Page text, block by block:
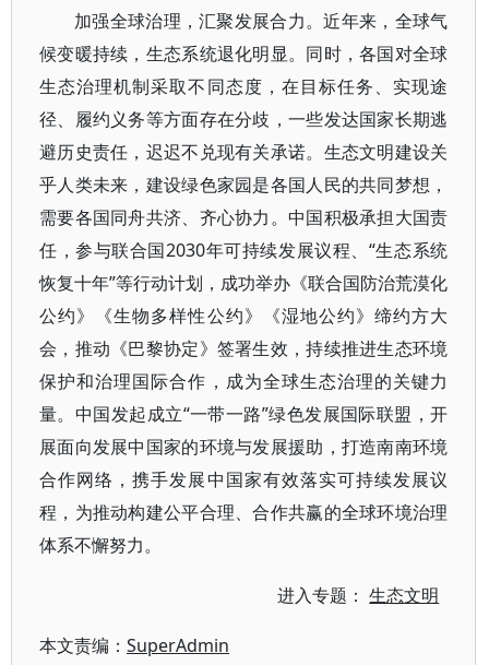
加强全球治理，汇聚发展合力。近年来，全球气
候变暖持续，生态系统退化明显。同时，各国对全球
生态治理机制采取不同态度，在目标任务、实现途
径、履约义务等方面存在分歧，一些发达国家长期逃
避历史责任，迟迟不兑现有关承诺。生态文明建设关
乎人类未来，建设绿色家园是各国人民的共同梦想，
需要各国同舟共济、齐心协力。中国积极承担大国责
任，参与联合国2030年可持续发展议程、“生态系统
恢复十年”等行动计划，成功举办《联合国防治荒漠化
公约》《生物多样性公约》《湿地公约》缔约方大
会，推动《巴黎协定》签署生效，持续推进生态环境
保护和治理国际合作，成为全球生态治理的关键力
量。中国发起成立“一带一路”绿色发展国际联盟，开
展面向发展中国家的环境与发展援助，打造南南环境
合作网络，携手发展中国家有效落实可持续发展议
程，为推动构建公平合理、合作共赢的全球环境治理
体系不懈努力。
进入专题：生态文明
本文责编： SuperAdmin